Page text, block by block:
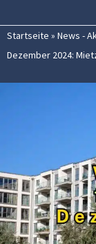
Startseite » News -
Dezember 2024: